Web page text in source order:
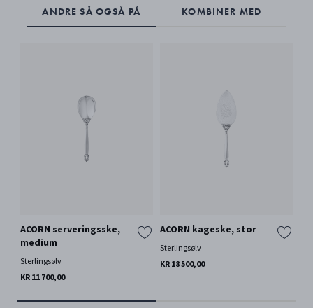
ANDRE SÅ OGSÅ PÅ KOMBINER MED
ACORN serveringsske,
medium
Sterlingsølv
KR 11 700,00
ACORN kageske, stor
Sterlingsølv
KR 18 500,00